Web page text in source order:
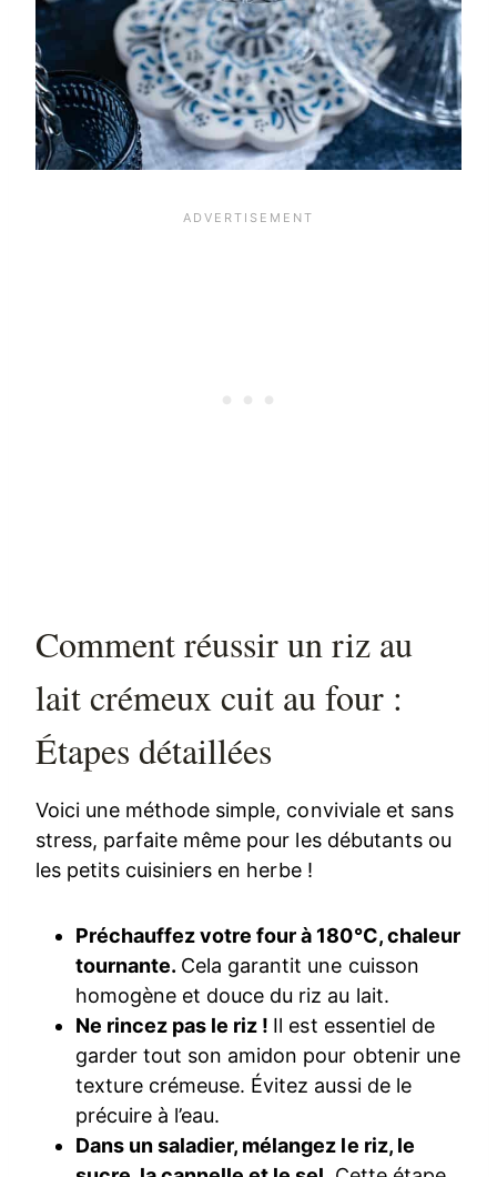
Comment réussir un riz au
lait crémeux cuit au four :
Étapes détaillées
Voici une méthode simple, conviviale et sans
stress, parfaite même pour les débutants ou
les petits cuisiniers en herbe !
Préchauffez votre four à 180°C, chaleur
tournante. Cela garantit une cuisson
homogène et douce du riz au lait.
Ne rincez pas le riz ! Il est essentiel de
garder tout son amidon pour obtenir une
texture crémeuse. Évitez aussi de le
précuire à l’eau.
Dans un saladier, mélangez le riz, le